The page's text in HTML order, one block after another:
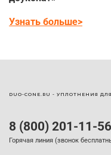
Узнать больше>
8 (800) 201-11-56
Горячая линия (звонок
DUO-CONE.RU - УПЛОТНЕНИЯ